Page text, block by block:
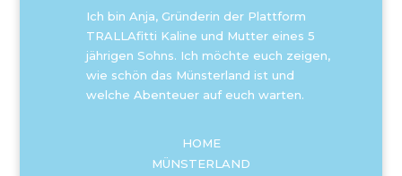
Ich bin Anja, Gründerin der Plattform
TRALLAfitti Kaline und Mutter eines 5
jährigen Sohns. Ich möchte euch zeigen,
wie schön das Münsterland ist und
welche Abenteuer auf euch warten.
HOME
MÜNSTERLAND